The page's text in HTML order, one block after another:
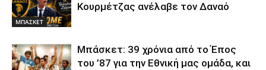
ΜΠΑΣΚΕΤ
Κουρμέτζας ανέλαβε τον Δαναό
Μπάσκετ: 39 χρόνια από το Έπος
του ’87 για την Εθνική μας ομάδα, και